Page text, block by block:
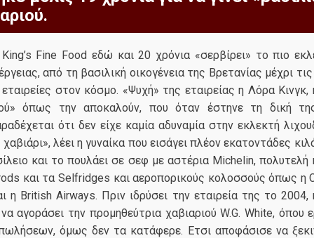
Fine Food εδώ και 20 χρόνια «σερβίρει» το πιο
από τη βασιλική οικογένεια της Βρετανίας μέχρι
στον κόσμο. «Ψυχή» της εταιρείας η Λόρα Κινγκ,
όπως την αποκαλούν, που όταν έστηνε τη δική
ότι δεν είχε καμία αδυναμία στην εκλεκτή
λέει η γυναίκα που εισάγει πλέον εκατοντάδες
και το πουλάει σε σεφ με αστέρια Michelin, πολυτελή
και τα Selfridges και αεροπορικούς κολοσσούς όπως η
η British Airways. Πριν ιδρύσει την εταιρεία της το
αγοράσει την προμηθεύτρια χαβιαριού W.G. White, όπου
πωλήσεων, όμως δεν τα κατάφερε. Ετσι αποφάσισε να